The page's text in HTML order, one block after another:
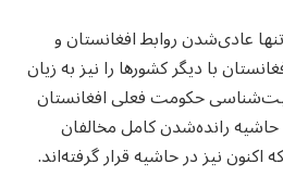
عادی‌شدن روابط افغانستان و
با دیگر کشورها را نیز به زیان
حکومت فعلی افغانستان
حاشیه رانده‌شدن کامل مخالفان
نیز در حاشیه قرار گرفته‌اند.